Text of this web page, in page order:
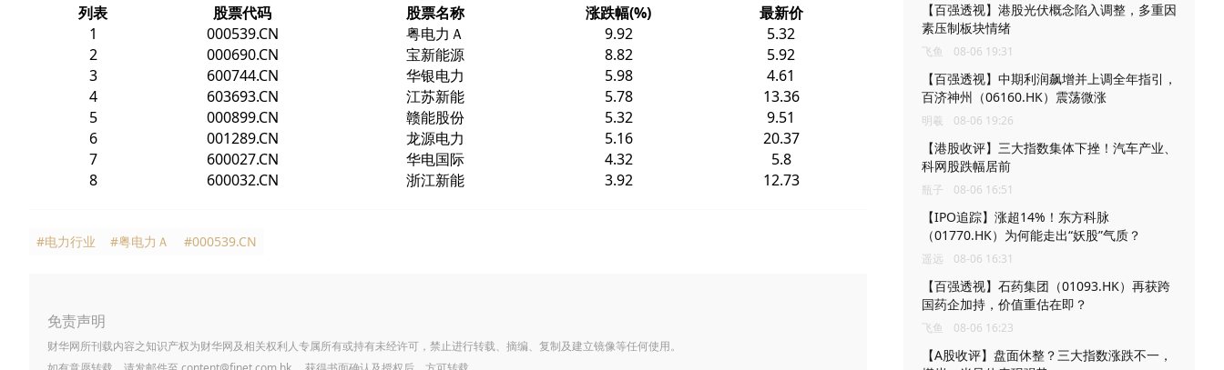
列表
股票代码 股票名称 涨跌幅(%)
最新价
1
000539.CN 粤电力Ａ 9.92
5.32
2
000690.CN 宝新能源 8.82
5.92
3
600744.CN 华银电力 5.98
4.61
4
603693.CN 江苏新能 5.78
13.36
5
000899.CN 赣能股份 5.32
9.51
6
001289.CN 龙源电力 5.16
20.37
7
600027.CN 华电国际 4.32
5.8
8
600032.CN 浙江新能 3.92 12.73
#电力行业 #粤电力Ａ #000539.CN
免责声明
财华网所刊载内容之知识产权为财华网及相关权利人专属所有或持有未经许可，禁止进行转载、摘编、复制及建立镜像等任何使用。
【百强透视】港股光伏概念陷入调整，多重因
素压制板块情绪
飞鱼 08-06 19:31
【百强透视】中期利润飙增并上调全年指引，
百济神州（06160.HK）震荡微涨
明羲 08-06 19:26
【港股收评】三大指数集体下挫！汽车产业、
科网股跌幅居前
瓶子 08-06 16:51
【IPO追踪】涨超14%！东方科脉
（01770.HK）为何能走出“妖股”气质？
遥远 08-06 16:31
【百强透视】石药集团（01093.HK）再获跨
国药企加持，价值重估在即？
飞鱼 08-06 16:23
【A股收评】盘面休整？三大指数涨跌不一，